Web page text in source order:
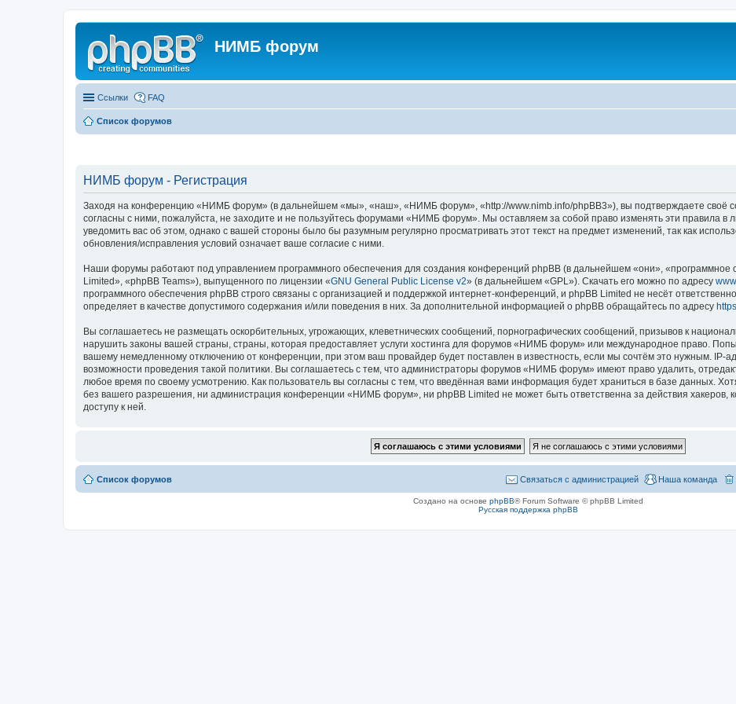
НИМБ форум
Ссылки FAQ
Список форумов
НИМБ форум - Регистрация
Заходя на конференцию «НИМБ форум» (в дальнейшем «мы», «наш», «НИМБ форум», «http://www.nimb.info/phpBB3»), вы подтверждаете своё
согласны с ними, пожалуйста, не заходите и не пользуйтесь форумами «НИМБ форум». Мы оставляем за собой право изменять эти правила в
уведомить вас об этом, однако с вашей стороны было бы разумным регулярно просматривать этот текст на предмет изменений, так как
обновления/исправления условий означает ваше согласие с ними.
Наши форумы работают под управлением программного обеспечения для создания конференций phpBB (в дальнейшем «они», «программное
Limited», «phpBB Teams»), выпущенного по лицензии «GNU General Public License v2» (в дальнейшем «GPL»). Скачать его можно по адресу
программного обеспечения phpBB строго связаны с организацией и поддержкой интернет-конференций, и phpBB Limited не несёт
определяет в качестве допустимого содержания и/или поведения в них. За дополнительной информацией о phpBB обращайтесь по адресу
Вы соглашаетесь не размещать оскорбительных, угрожающих, клеветнических сообщений, порнографических сообщений, призывов к
нарушить законы вашей страны, страны, которая предоставляет услуги хостинга для форумов «НИМБ форум» или международное право.
вашему немедленному отключению от конференции, при этом ваш провайдер будет поставлен в известность, если мы сочтём это нужным. IP-
возможности проведения такой политики. Вы соглашаетесь с тем, что администраторы форумов «НИМБ форум» имеют право удалить,
любое время по своему усмотрению. Как пользователь вы согласны с тем, что введённая вами информация будет храниться в базе данных.
без вашего разрешения, ни администрация конференции «НИМБ форум», ни phpBB Limited не может быть ответственна за действия хакеров,
доступу к ней.
Список форумов Наша команда
Связаться с администрацией
Создано на основе phpBB® Forum Software © phpBB Limited
Русская поддержка phpBB